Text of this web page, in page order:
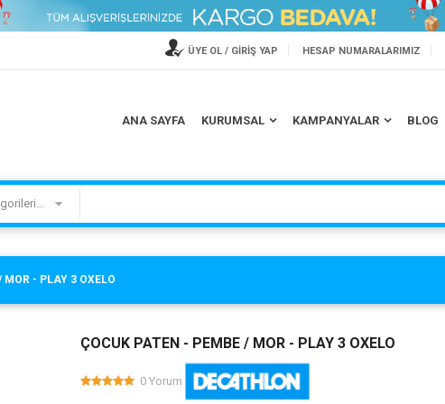
ÜYE OL / GİRİŞ YAP HESAP NUMARALARIMIZ
ANA SAYFA KURUMSAL KAMPANYALAR BLOG
Kategorilerimiz
MOR - PLAY 3 OXELO
ÇOCUK PATEN - PEMBE / MOR - PLAY 3 OXELO
0 Yorum